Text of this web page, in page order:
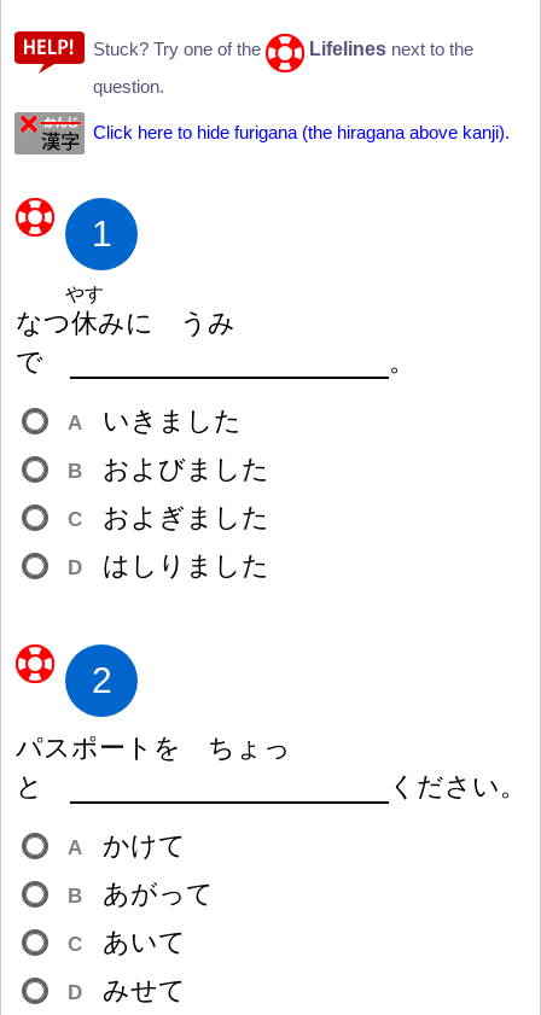
Stuck? Try one of the Lifelines next to the
question.
Click here to hide furigana (the hiragana above kanji).
1
なつ休
やす
みに うみ
で
。
A いきました
B およびました
C およぎました
D はしりました
2
パスポートを ちょっ
と
ください。
A かけて
B あがって
C あいて
D みせて